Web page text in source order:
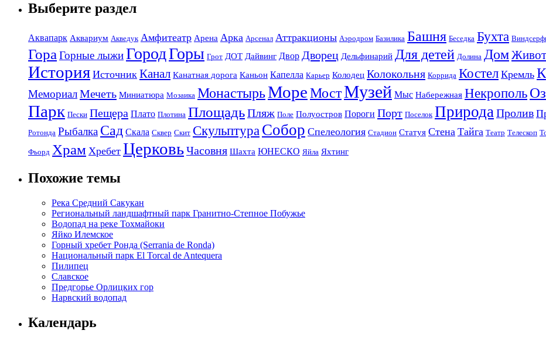
Выберите раздел
Аквапарк Аквариум Акведук Амфитеатр Арена Арка Арсенал Аттракционы Аэродром Базилика Башня Беседка Бухта
Гора Горные лыжиГородГоры Грот ДОТ Дайвинг Двор Дворец Дельфинарий Для детей Долина Дом
История Источник Канал Канатная дорога Каньон Капелла Карьер Колодец Колокольня Коррида Костел Кремль
МемориалМечеть Миниатюра Мозаика МонастырьМореМостМузей Мыс Набережная Некрополь
Парк Пески Пещера Плато Плотина ПлощадьПляж Поле Полуостров Пороги Порт Поселок ПриродаПролив
Ротонда Рыбалка Сад Скала Сквер Скит Скульптура Собор Спелеология Стадион Статуя Стена Тайга Театр Телескоп
Фьорд Храм Хребет ЦерковьЧасовня Шахта ЮНЕСКО Яйла Яхтинг
Похожие темы
Река Средний Сакукан
Региональный ландшафтный парк Гранитно-Степное Побужье
Водопад на реке Тохмайоки
Яйко Илемское
Горный хребет Ронда (Serrania de Ronda)
Национальный парк El Torcal de Antequera
Пилипец
Славское
Предгорье Орлицких гор
Нарвский водопад
Календарь